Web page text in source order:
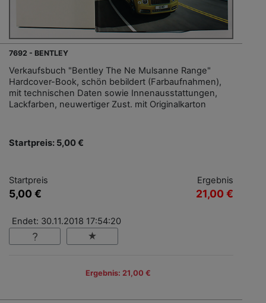
7692 - BENTLEY
Verkaufsbuch "Bentley The Ne Mulsanne Range"
Hardcover-Book, schön bebildert (Farbaufnahmen),
mit technischen Daten sowie Innenausstattungen,
Lackfarben, neuwertiger Zust. mit Originalkarton
Startpreis: 5,00 €
Startpreis
5,00 €
Ergebnis
21,00 €
Endet: 30.11.2018 17:54:20
Ergebnis: 21,00 €